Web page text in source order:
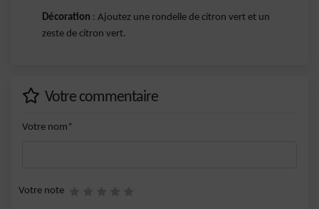
Décoration : Ajoutez une rondelle de citron vert et un
zeste de citron vert.
Votre commentaire
Votre nom*
Votre note